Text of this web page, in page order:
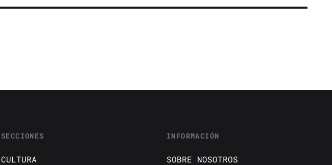
SECCIONES
CULTURA
INFORMACIÓN
SOBRE NOSOTROS